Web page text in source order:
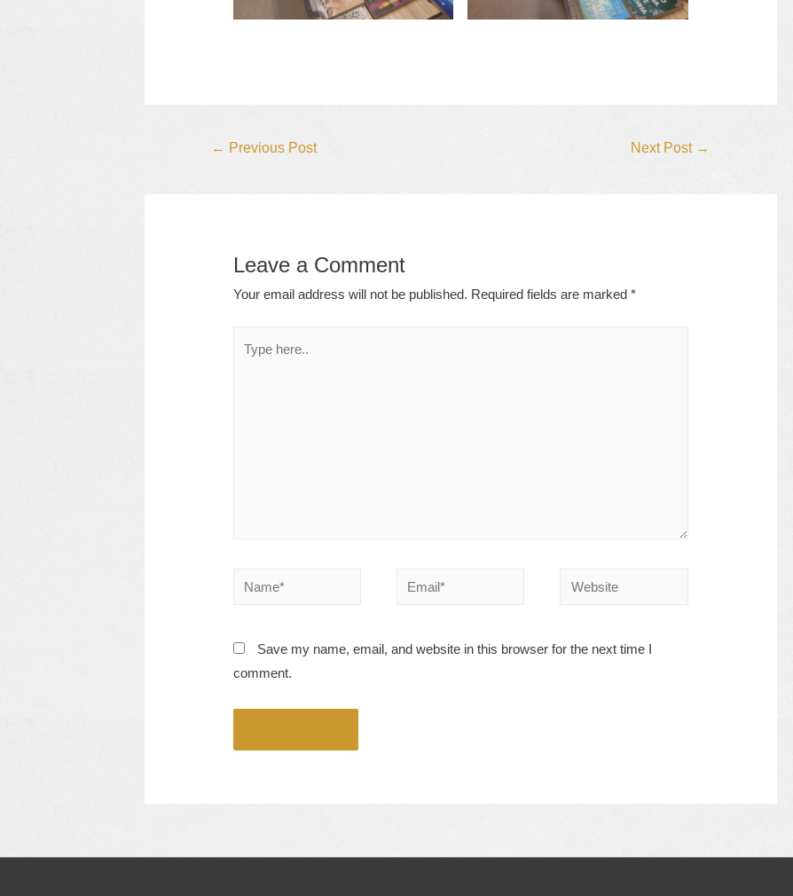
Post
← Previous Post Next Post →
Leave a Comment
Your email address will not be published. Required fields are marked *
here..
Name* Email* Website
Save my name, email, and website in this browser for the next time I
comment.